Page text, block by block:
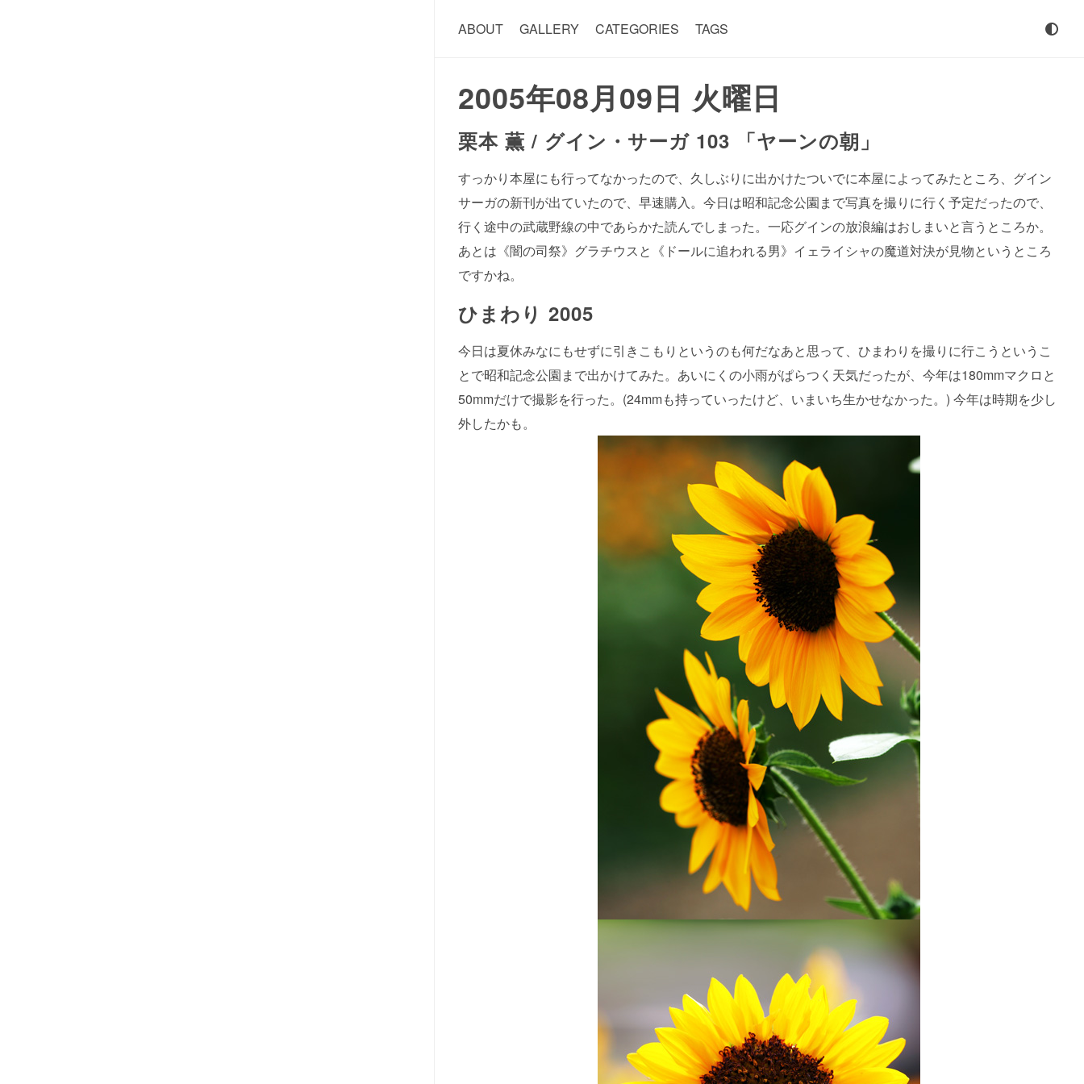
ABOUT GALLERY CATEGORIES TAGS
2005年08月09日 火曜日
栗本 薫 / グイン・サーガ 103 「ヤーンの朝」
すっかり本屋にも行ってなかったので、久しぶりに出かけたついでに本屋によってみたところ、グイン
サーガの新刊が出ていたので、早速購入。今日は昭和記念公園まで写真を撮りに行く予定だったので、
行く途中の武蔵野線の中であらかた読んでしまった。一応グインの放浪編はおしまいと言うところか。
あとは《闇の司祭》グラチウスと《ドールに追われる男》イェライシャの魔道対決が見物というところ
ですかね。
ひまわり 2005
今日は夏休みなにもせずに引きこもりというのも何だなあと思って、ひまわりを撮りに行こうというこ
とで昭和記念公園まで出かけてみた。あいにくの小雨がぱらつく天気だったが、今年は180mmマクロと
50mmだけで撮影を行った。(24mmも持っていったけど、いまいち生かせなかった。) 今年は時期を少し
外したかも。